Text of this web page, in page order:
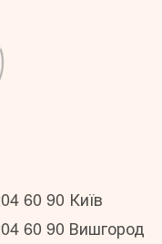
60 90 Київ
60 90 Вишгород